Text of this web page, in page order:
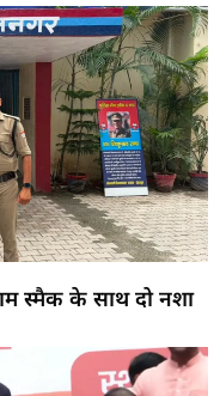
स्मैक के साथ दो नशा